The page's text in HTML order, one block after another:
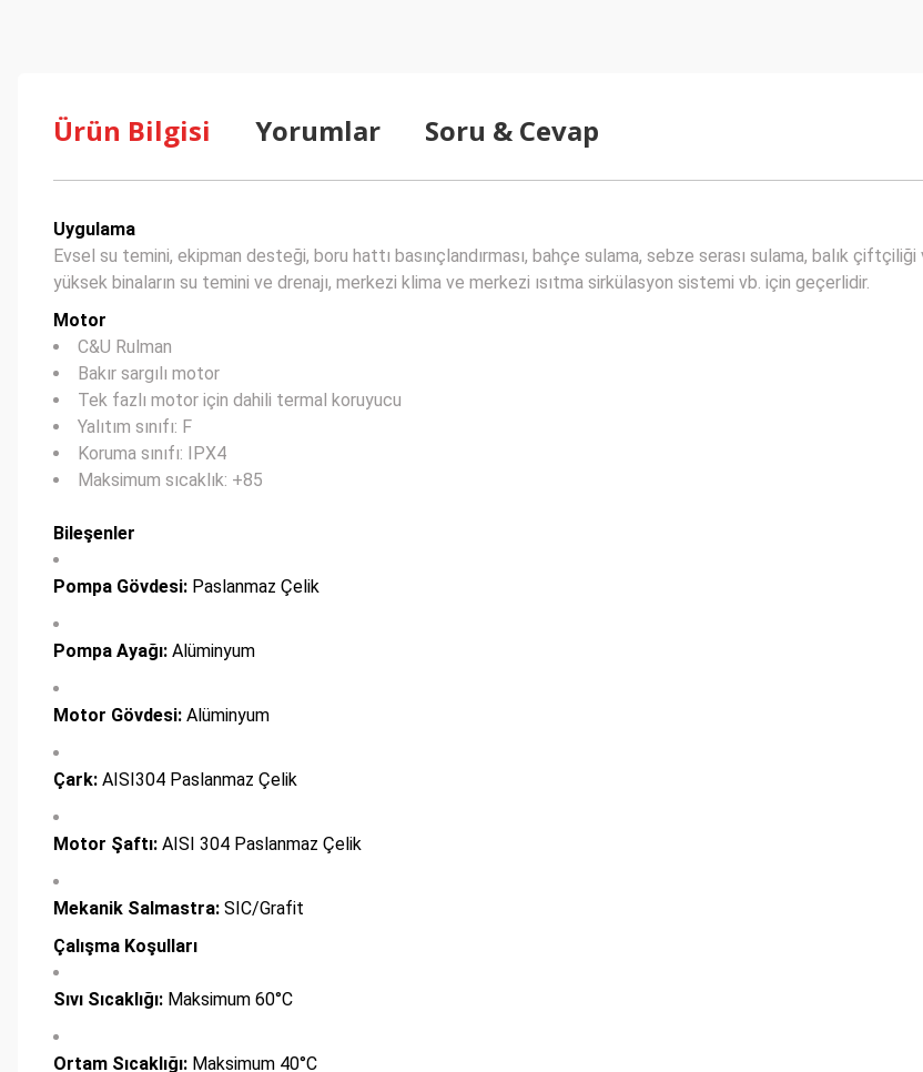
Ürün Bilgisi Yorumlar Soru & Cevap
Uygulama
Evsel su temini, ekipman desteği, boru hattı basınçlandırması, bahçe sulama, sebze serası sulama, balık
yüksek binaların su temini ve drenajı, merkezi klima ve merkezi ısıtma sirkülasyon sistemi vb. için geçerlidir.
Motor
C&U Rulman
Bakır sargılı motor
Tek fazlı motor için dahili termal koruyucu
Yalıtım sınıfı: F
Koruma sınıfı: IPX4
Maksimum sıcaklık: +85
Bileşenler
Pompa Gövdesi: Paslanmaz Çelik
Pompa Ayağı: Alüminyum
Motor Gövdesi: Alüminyum
Çark: AISI304 Paslanmaz Çelik
Motor Şaftı: AISI 304 Paslanmaz Çelik
Mekanik Salmastra: SIC/Grafit
Çalışma Koşulları
Sıvı Sıcaklığı: Maksimum 60°C
Ortam Sıcaklığı: Maksimum 40°C